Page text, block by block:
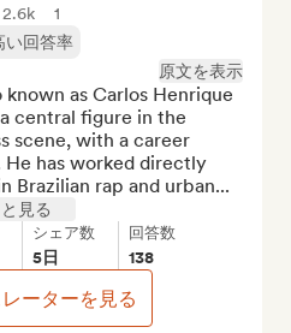
2.6k
1
い回答率
原文を表示
as Carlos Henrique
central figure in the
scene, with a career
He has worked directly
Brazilian rap and urban...
見る
シェア数
5日
回答数
138
ーターを見る